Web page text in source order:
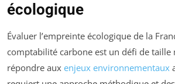
écologique
Évaluer l’empreinte écologique de la
comptabilité carbone est un défi de taille
répondre aux enjeux environnementaux